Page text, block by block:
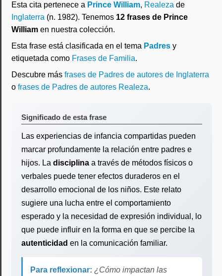
Esta cita pertenece a Prince William, Realeza de
Inglaterra (n. 1982). Tenemos 12 frases de Prince
William en nuestra colección.
Esta frase está clasificada en el tema Padres y
etiquetada como Frases de Familia.
Descubre más frases de Padres de autores de Inglaterra
o frases de Padres de autores Realeza.
Significado de esta frase
Las experiencias de infancia compartidas pueden
marcar profundamente la relación entre padres e
hijos. La disciplina a través de métodos físicos o
verbales puede tener efectos duraderos en el
desarrollo emocional de los niños. Este relato
sugiere una lucha entre el comportamiento
esperado y la necesidad de expresión individual, lo
que puede influir en la forma en que se percibe la
autenticidad en la comunicación familiar.
Para reflexionar: ¿Cómo impactan las